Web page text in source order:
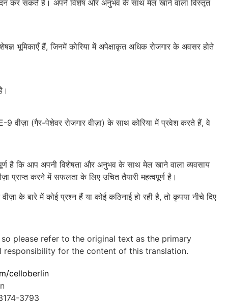
कर सकते हैं। अपने विशेष और अनुभव के साथ मेल खाने वाला विस्तृत
भूमिकाएँ हैं, जिनमें कोरिया में अपेक्षाकृत अधिक रोजगार के अवसर होते
वीज़ा (गैर-पेशेवर रोजगार वीज़ा) के साथ कोरिया में प्रवेश करते हैं, वे
है कि आप अपनी विशेषता और अनुभव के साथ मेल खाने वाला व्यवसाय
करने में सफलता के लिए उचित तैयारी महत्वपूर्ण है।
के बारे में कोई प्रश्न हैं या कोई कठिनाई हो रही है, तो कृपया नीचे दिए
please refer to the original text as the primary
responsibility for the content of this translation.
celloberlin
3793